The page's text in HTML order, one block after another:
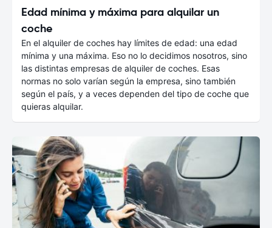
Edad mínima y máxima para alquilar un
coche
En el alquiler de coches hay límites de edad: una edad
mínima y una máxima. Eso no lo decidimos nosotros, sino
las distintas empresas de alquiler de coches. Esas
normas no solo varían según la empresa, sino también
según el país, y a veces dependen del tipo de coche que
quieras alquilar.